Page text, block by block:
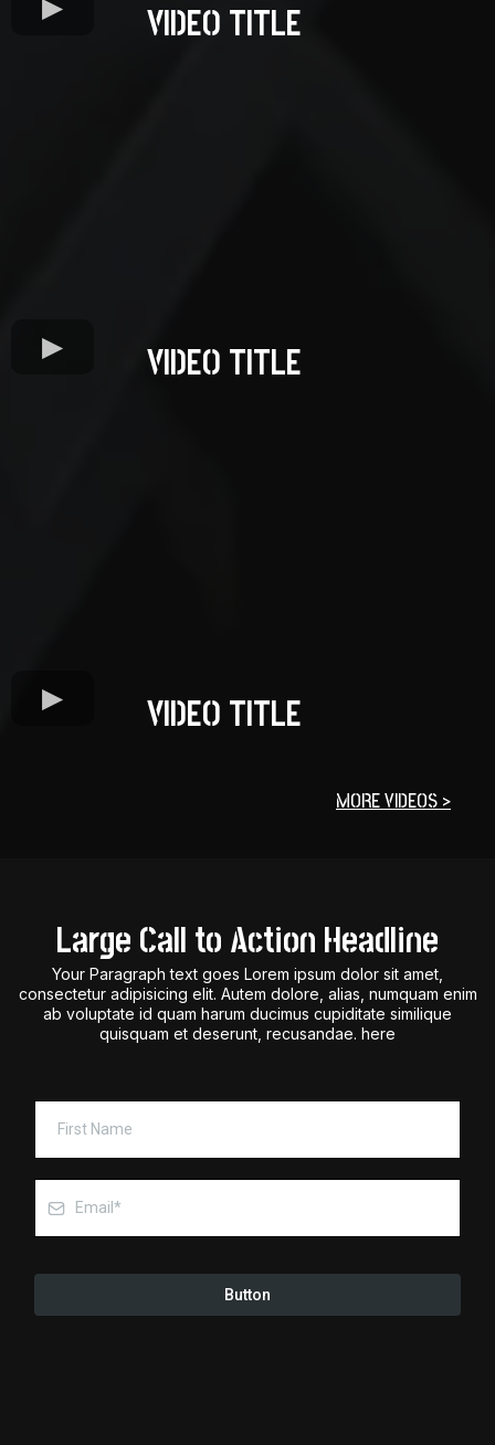
VIDEO TITLE
VIDEO TITLE
VIDEO TITLE
MORE VIDEOS >
Large Call to Action Headline
Your Paragraph text goes Lorem ipsum dolor sit amet,
consectetur adipisicing elit. Autem dolore, alias, numquam enim
ab voluptate id quam harum ducimus cupiditate similique
quisquam et deserunt, recusandae. here
Button